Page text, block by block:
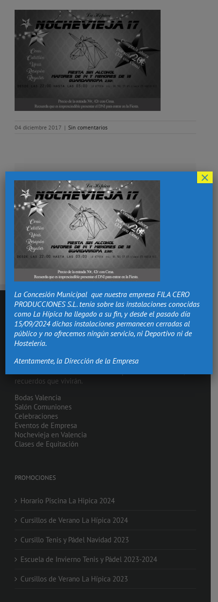
04 diciembre 2017 | Sin comentarios
Facebook
X RedditLinkedInTumblrPinterest
recuerdos que vivirán.
Bodas Valencia
Salón Comuniones
Celebraciones
Eventos de Empresa
Nochevieja en Valencia
Clases de Equitación
PROMOCIONES
Horario Piscina La Hipica 2024
Cursillos de Verano La Hípica 2024
Cursillo Tenis y Pádel Navidad 2023
Escuela de Invierno Tenis y Pádel 2023-2024
Cursillos de Verano La Hípica 2023
La Concesión Municipal que nuestra empresa FILA CERO
PRODUCCIONES S.L. tenía sobre las instalaciones conocidas
como La Hípica ha llegado a su fin, y desde el pasado día
15/09/2024 dichas instalaciones permanecen cerradas al
público y no ofrecemos ningún servicio, ni Deportivo ni de
Hostelería.
Atentamente, la Dirección de la Empresa
×